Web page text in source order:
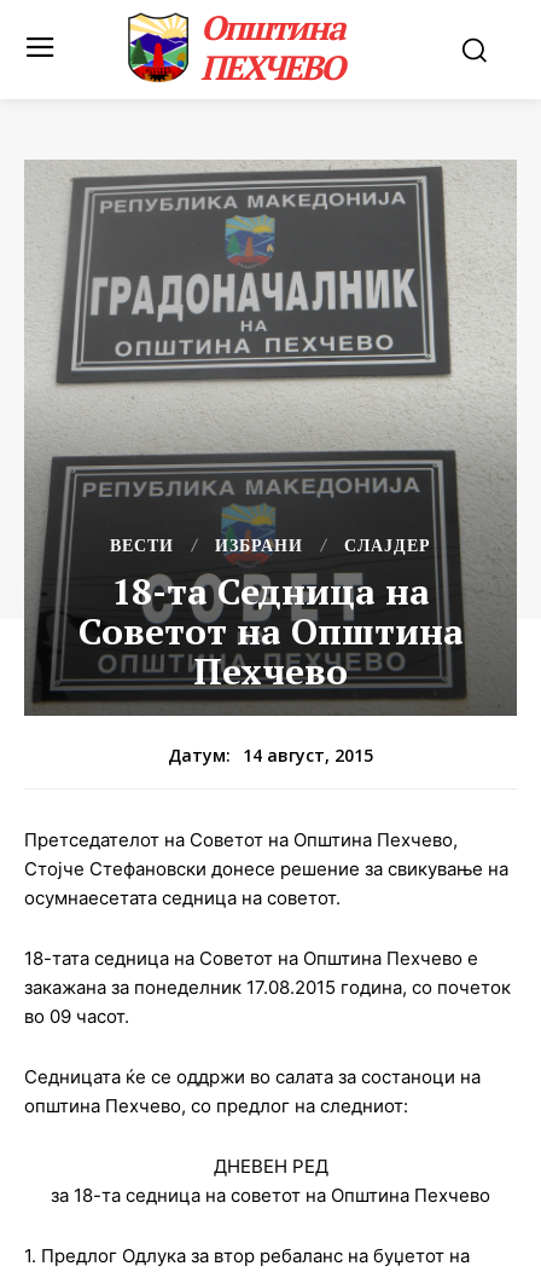
Општина
ПЕХЧЕВО
ВЕСТИ ИЗБРАНИ СЛАЈДЕР
18-та Седница на
Советот на Општина
Пехчево
Датум: 14 август, 2015
Претседателот на Советот на Општина Пехчево,
Стојче Стефановски донесе решение за свикување на
осумнаесетата седница на советот.
18-тата седница на Советот на Општина Пехчево е
закажана за понеделник 17.08.2015 година, со почеток
во 09 часот.
Седницата ќе се оддржи во салата за состаноци на
општина Пехчево, со предлог на следниот:
ДНЕВЕН РЕД
за 18-та седница на советот на Општина Пехчево
1. Предлог Одлука за втор ребаланс на буџетот на